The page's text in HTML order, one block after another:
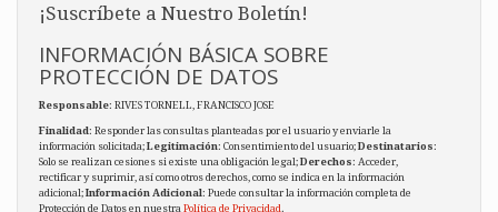
¡Suscríbete a Nuestro Boletín!
INFORMACIÓN BÁSICA SOBRE
PROTECCIÓN DE DATOS
Responsable: RIVES TORNELL, FRANCISCO JOSE
Finalidad: Responder las consultas planteadas por el usuario y enviarle la
información solicitada;Legitimación: Consentimiento del usuario;Destinatarios:
Solo se realizan cesiones si existe una obligación legal;Derechos: Acceder,
rectificar y suprimir, así como otros derechos, como se indica en la información
adicional;Información Adicional: Puede consultar la información completa de
Protección de Datos en nuestra Política de Privacidad.